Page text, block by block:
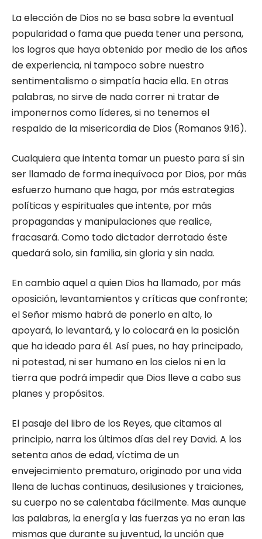
La elección de Dios no se basa sobre la eventual
popularidad o fama que pueda tener una persona,
los logros que haya obtenido por medio de los años
de experiencia, ni tampoco sobre nuestro
sentimentalismo o simpatía hacia ella. En otras
palabras, no sirve de nada correr ni tratar de
imponernos como líderes, si no tenemos el
respaldo de la misericordia de Dios (Romanos 9:16).
Cualquiera que intenta tomar un puesto para sí sin
ser llamado de forma inequívoca por Dios, por más
esfuerzo humano que haga, por más estrategias
políticas y espirituales que intente, por más
propagandas y manipulaciones que realice,
fracasará. Como todo dictador derrotado éste
quedará solo, sin familia, sin gloria y sin nada.
En cambio aquel a quien Dios ha llamado, por más
oposición, levantamientos y críticas que confronte;
el Señor mismo habrá de ponerlo en alto, lo
apoyará, lo levantará, y lo colocará en la posición
que ha ideado para él. Así pues, no hay principado,
ni potestad, ni ser humano en los cielos ni en la
tierra que podrá impedir que Dios lleve a cabo sus
planes y propósitos.
El pasaje del libro de los Reyes, que citamos al
principio, narra los últimos días del rey David. A los
setenta años de edad, víctima de un
envejecimiento prematuro, originado por una vida
llena de luchas continuas, desilusiones y traiciones,
su cuerpo no se calentaba fácilmente. Mas aunque
las palabras, la energía y las fuerzas ya no eran las
mismas que durante su juventud, la unción que